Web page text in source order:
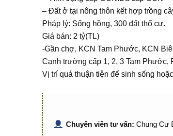
– Đất ở tại nông thôn kết hợp trồng
Pháp lý: Sổng hồng, 300 đất thổ cư.
Giá bán: 2 tỷ(TL)
-Gần chợ, KCN Tam Phước, KCN
Cạnh trường cấp 1, 2, 3 Tam
Vị trí quá thuận tiện để sinh sống
Chuyên viên tư vấn: Chung Cư